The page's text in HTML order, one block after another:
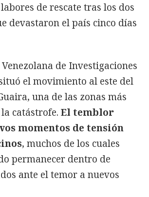
de rescate tras los dos
devastaron el país cinco días
de Investigaciones
el movimiento al este del
una de las zonas más
catástrofe. El temblor
momentos de tensión
, muchos de los cuales
permanecer dentro de
ante el temor a nuevos